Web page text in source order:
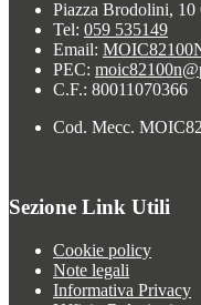
Piazza Brodolini, 10
Tel: 059 535149
Email:
PEC:
C.F.: 80011070366
Cod. Mecc.
Sezione Link Utili
Cookie policy
Note legali
Informativa Privacy